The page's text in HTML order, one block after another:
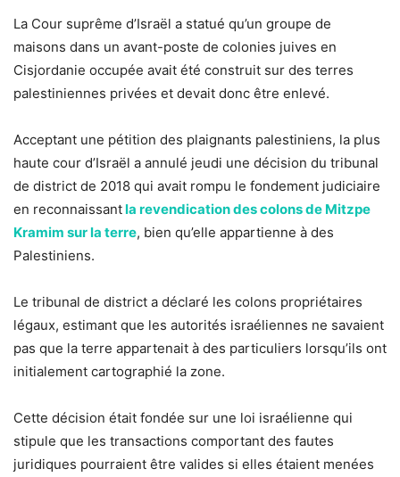
La Cour suprême d’Israël a statué qu’un groupe de
maisons dans un avant-poste de colonies juives en
Cisjordanie occupée avait été construit sur des terres
palestiniennes privées et devait donc être enlevé.
Acceptant une pétition des plaignants palestiniens, la plus
haute cour d’Israël a annulé jeudi une décision du tribunal
de district de 2018 qui avait rompu le fondement judiciaire
en reconnaissantla revendication des colons de Mitzpe
Kramim sur la terre, bien qu’elle appartienne à des
Palestiniens.
Le tribunal de district a déclaré les colons propriétaires
légaux, estimant que les autorités israéliennes ne savaient
pas que la terre appartenait à des particuliers lorsqu’ils ont
initialement cartographié la zone.
Cette décision était fondée sur une loi israélienne qui
stipule que les transactions comportant des fautes
juridiques pourraient être valides si elles étaient menées